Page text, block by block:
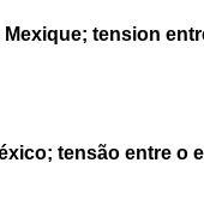
tension
tensão entre o